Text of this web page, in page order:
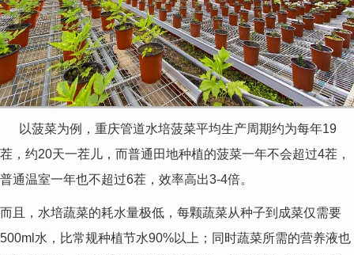
以菠菜为例，重庆管道水培菠菜平均生产周期约为每年19
茬，约20天一茬儿，而普通田地种植的菠菜一年不会超过4茬，
普通温室一年也不超过6茬，效率高出3-4倍。
而且，水培蔬菜的耗水量极低，每颗蔬菜从种子到成菜仅需要
500ml水，比常规种植节水90%以上；同时蔬菜所需的营养液也